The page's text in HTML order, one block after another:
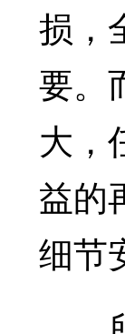
损，
要。
大，
益的
细节